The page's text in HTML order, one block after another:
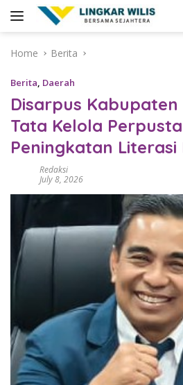
Home
Berita
Berita, Daerah
Disarpus
Tata Kelola
Peningkatan
Redaksi
July 8, 2026